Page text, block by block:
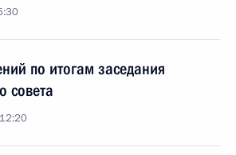
по итогам заседания
совета